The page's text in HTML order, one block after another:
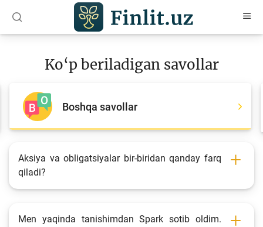
Maqolalar
O‘quv qo‘llanmalar
Loyihalar
Depozit va kredit kalkulyatorlari
So‘rovnoma
Ko‘p beriladigan savollar
Boshqa savollar
Aksiya va obligatsiyalar bir-biridan qanday farq
qiladi?
Men yaqinda tanishimdan Spark sotib oldim.